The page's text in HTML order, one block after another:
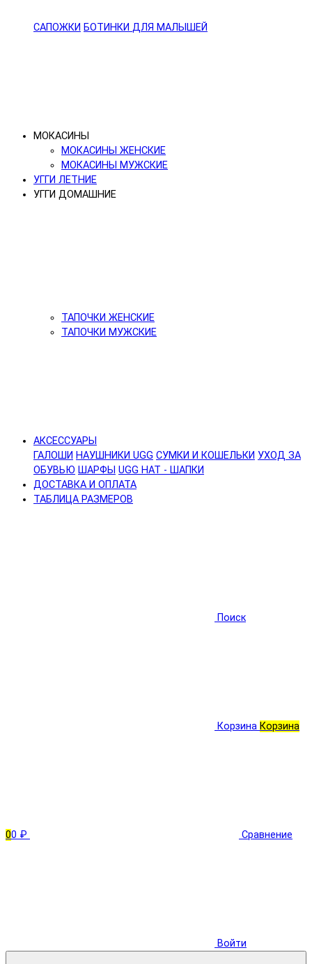
САПОЖКИ БОТИНКИ ДЛЯ МАЛЫШЕЙ
МОКАСИНЫ
МОКАСИНЫ ЖЕНСКИЕ
МОКАСИНЫ МУЖСКИЕ
УГГИ ЛЕТНИЕ
УГГИ ДОМАШНИЕ
ТАПОЧКИ ЖЕНСКИЕ
ТАПОЧКИ МУЖСКИЕ
АКСЕССУАРЫ
ГАЛОШИ НАУШНИКИ UGG СУМКИ И КОШЕЛЬКИ УХОД ЗА
ОБУВЬЮ ШАРФЫ UGG HAT - ШАПКИ
ДОСТАВКА И ОПЛАТА
ТАБЛИЦА РАЗМЕРОВ
Поиск
Корзина Корзина
00 ₽ Сравнение
Войти